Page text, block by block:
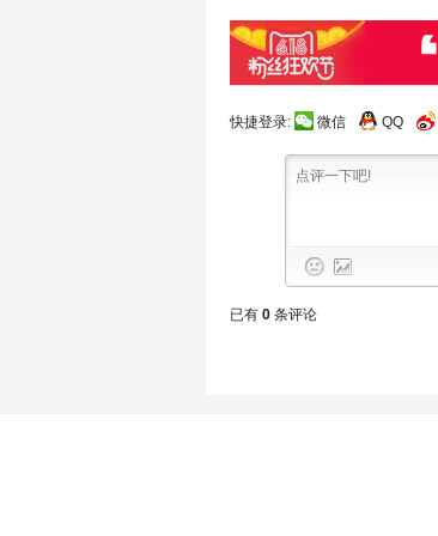
快捷登录: 微信 QQ
已有 0 条评论